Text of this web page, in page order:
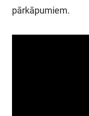
pārkāpumiem.